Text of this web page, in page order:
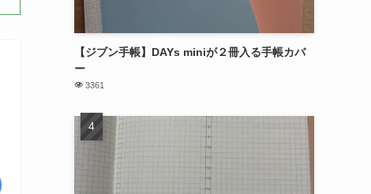
【ジブン手帳】DAYs miniが２冊入る手帳カバ
ー
3361